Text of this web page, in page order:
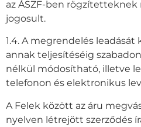
az ÁSZF-ben
jogosult.
1.4. A megrendelés leadását
annak teljesítéséig
nélkül módosítható, illetve
telefonon és elektronikus
A Felek között az áru
nyelven létrejött szerződés